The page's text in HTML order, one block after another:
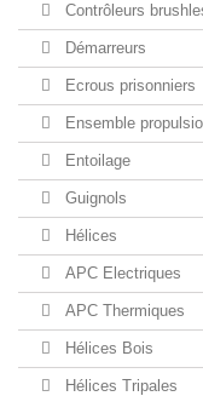
Contrôleurs
Démarreurs
Ecrous prisonniers
Ensemble
Entoilage
Guignols
Hélices
APC Electriques
APC Thermiques
Hélices Bois
Hélices Tripales